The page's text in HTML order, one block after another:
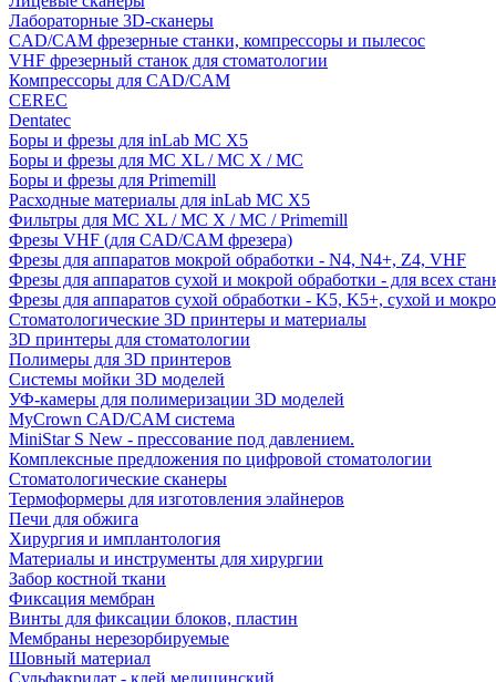
Лабораторные 3D-сканеры
CAD/CAM фрезерные станки, компрессоры и пылесос
VHF фрезерный станок для стоматологии
Компрессоры для CAD/CAM
CEREC
Dentatec
Боры и фрезы для inLab MC X5
Боры и фрезы для MC XL / MC X / MC
Боры и фрезы для Primemill
Расходные материалы для inLab MC X5
Фильтры для MC XL / MC X / MC / Primemill
Фрезы VHF (для CAD/CAM фрезера)
Фрезы для аппаратов мокрой обработки - N4, N4+, Z4, VHF
Фрезы для аппаратов сухой и мокрой обработки - для всех
Фрезы для аппаратов сухой обработки - K5, K5+, сухой и
Стоматологические 3D принтеры и материалы
3D принтеры для стоматологии
Полимеры для 3D принтеров
Системы мойки 3D моделей
УФ-камеры для полимеризации 3D моделей
MyCrown CAD/CAM система
MiniStar S New - прессование под давлением.
Комплексные предложения по цифровой стоматологии
Стоматологические сканеры
Термоформеры для изготовления элайнеров
Печи для обжига
Хирургия и имплантология
Материалы и инструменты для хирургии
Забор костной ткани
Фиксация мембран
Винты для фиксации блоков, пластин
Мембраны нерезорбируемые
Шовный материал